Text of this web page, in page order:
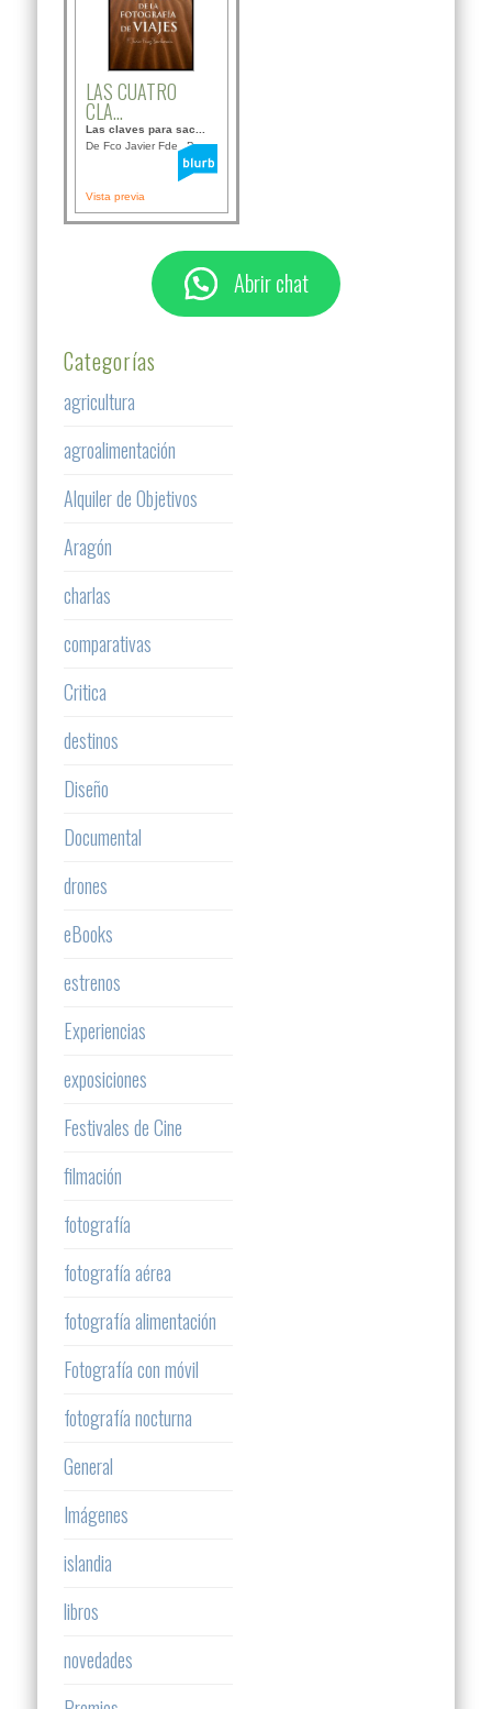
LAS CUATRO
CLA...
Las claves para sac...
De Fco Javier Fdez B...
Vista previa
Abrir chat
Categorías
agricultura
agroalimentación
Alquiler de Objetivos
Aragón
charlas
comparativas
Critica
destinos
Diseño
Documental
drones
eBooks
estrenos
Experiencias
exposiciones
Festivales de Cine
filmación
fotografía
fotografía aérea
fotografía alimentación
Fotografía con móvil
fotografía nocturna
General
Imágenes
islandia
libros
novedades